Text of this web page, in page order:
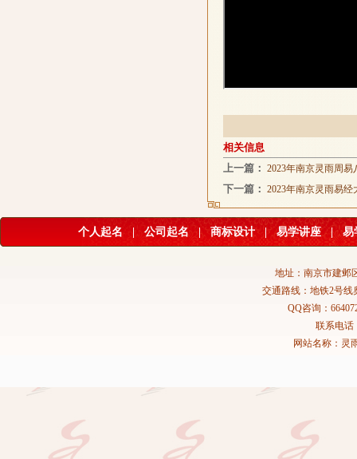
相关信息
上一篇： 2023年南京灵雨周
下一篇： 2023年南京灵雨易
个人起名 公司起名 | 商标设计 | 易学讲座 | 易
地址：南京市建邺
交通路线：地铁2号线
QQ咨询：
联系电话
网站名称：灵